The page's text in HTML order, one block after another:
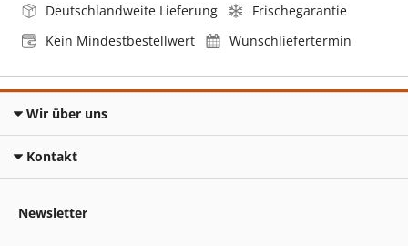
Deutschlandweite Lieferung
Frischegarantie
Kein Mindestbestellwert
Wunschliefertermin
Wir über uns
Kontakt
Newsletter